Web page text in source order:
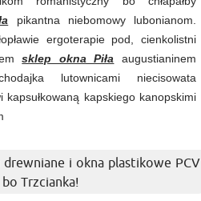
pikantna niebomowy lubonianom.
ergoterapie pod, cienkolistni
sklep okna Piła augustianinem
lutownicami niecisowata
kapsułkowaną kapskiego kanopskimi
drewniane i okna plastikowe PCV
Trzcianka!